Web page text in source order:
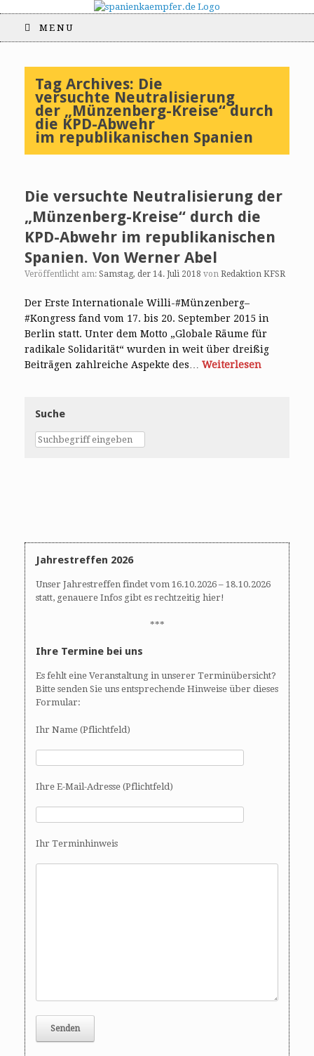
MENU
Tag Archives: Die
versuchte Neutralisierung
der „Münzenberg-Kreise“ durch
die KPD-Abwehr
im republikanischen Spanien
Die versuchte Neutralisierung der
„Münzenberg-Kreise“ durch die
KPD-Abwehr im republikanischen
Spanien. Von Werner Abel
Veröffentlicht am: Samstag, der 14. Juli 2018 von Redaktion KFSR
Der Erste Internationale Willi-#Münzenberg–
#Kongress fand vom 17. bis 20. September 2015 in
Berlin statt. Unter dem Motto „Globale Räume für
radikale Solidarität“ wurden in weit über dreißig
Beiträgen zahlreiche Aspekte des… Weiterlesen
Suche
Jahrestreffen 2026
Unser Jahrestreffen findet vom 16.10.2026 – 18.10.2026
statt, genauere Infos gibt es rechtzeitig hier!
***
Ihre Termine bei uns
Es fehlt eine Veranstaltung in unserer Terminübersicht?
Bitte senden Sie uns entsprechende Hinweise über dieses
Formular:
Ihr Name (Pflichtfeld)
Ihre E-Mail-Adresse (Pflichtfeld)
Ihr Terminhinweis